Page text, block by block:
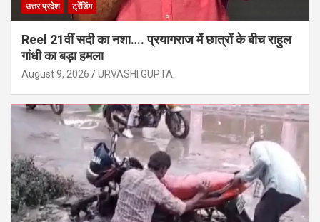
उत्तर प्रदेश ट्रेंडिंग
Reel 21वीं सदी का नशा…. प्रयागराज में छात्रों के बीच राहुल
गांधी का बड़ा हमला
August 9, 2026 URVASHI GUPTA